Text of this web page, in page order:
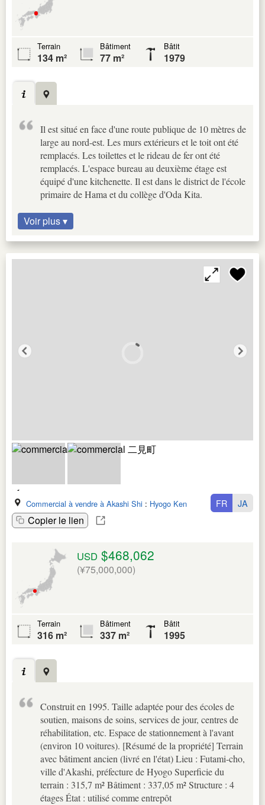
Terrain
134 m²
Bâtiment
77 m²
Bâtit
1979
Il est situé en face d'une route publique de 10 mètres de
large au nord-est. Les murs extérieurs et le toit ont été
remplacés. Les toilettes et le rideau de fer ont été
remplacés. L'espace bureau au deuxième étage est
équipé d'une kitchenette. Il est dans le district de l'école
primaire de Hama et du collège d'Oda Kita.
Voir plus ▾
Commercial à vendre à Akashi Shi : Hyogo Ken
Copier le lien
FR JA
USD $468,062
(¥75,000,000)
Terrain
316 m²
Bâtiment
337 m²
Bâtit
1995
Construit en 1995. Taille adaptée pour des écoles de
soutien, maisons de soins, services de jour, centres de
réhabilitation, etc. Espace de stationnement à l'avant
(environ 10 voitures). [Résumé de la propriété] Terrain
avec bâtiment ancien (livré en l'état) Lieu : Futami-cho,
ville d'Akashi, préfecture de Hyogo Superficie du
terrain : 315,7 m² Bâtiment : 337,05 m² Structure : 4
étages État : utilisé comme entrepôt